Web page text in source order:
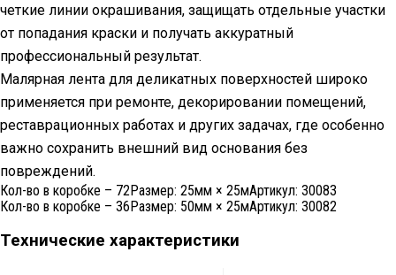
четкие линии окрашивания, защищать отдельные участки
от попадания краски и получать аккуратный
профессиональный результат.
Малярная лента для деликатных поверхностей широко
применяется при ремонте, декорировании помещений,
реставрационных работах и других задачах, где особенно
важно сохранить внешний вид основания без
повреждений.
Кол-во в коробке – 72Размер: 25мм × 25мАртикул: 30083
Кол-во в коробке – 36Размер: 50мм × 25мАртикул: 30082
Технические характеристики